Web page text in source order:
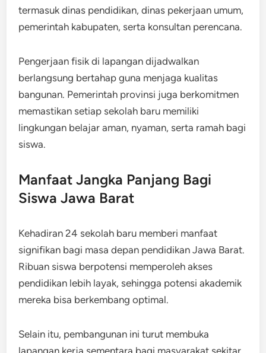
termasuk dinas pendidikan, dinas pekerjaan umum,
pemerintah kabupaten, serta konsultan perencana.
Pengerjaan fisik di lapangan dijadwalkan
berlangsung bertahap guna menjaga kualitas
bangunan. Pemerintah provinsi juga berkomitmen
memastikan setiap sekolah baru memiliki
lingkungan belajar aman, nyaman, serta ramah bagi
siswa.
Manfaat Jangka Panjang Bagi
Siswa Jawa Barat
Kehadiran 24 sekolah baru memberi manfaat
signifikan bagi masa depan pendidikan Jawa Barat.
Ribuan siswa berpotensi memperoleh akses
pendidikan lebih layak, sehingga potensi akademik
mereka bisa berkembang optimal.
Selain itu, pembangunan ini turut membuka
lapangan kerja sementara bagi masyarakat sekitar